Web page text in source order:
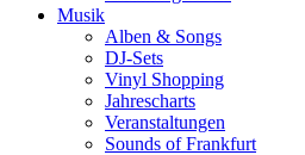
Musik
Alben & Songs
DJ-Sets
Vinyl Shopping
Jahrescharts
Veranstaltungen
Sounds of Frankfurt